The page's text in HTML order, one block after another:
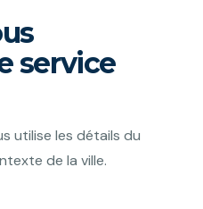
service
utilise les détails du
de la ville.